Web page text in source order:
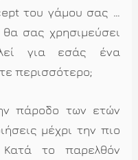
του γάμου σας …
σας χρησιμεύσει
για εσάς ένα
περισσότερο;
πάροδο των ετών
μέχρι την πιο
το παρελθόν